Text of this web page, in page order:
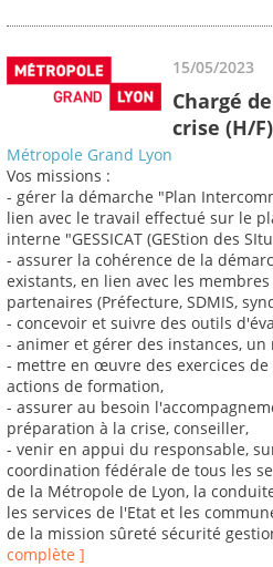
15/05/2023
Chargé
crise (H/F)
Métropole Grand Lyon
Vos missions :
- gérer la démarche "Plan
lien avec le travail effectué sur le
interne "GESSICAT (GEStion des
- assurer la cohérence de la
existants, en lien avec les
partenaires (Préfecture, SDMIS,
- concevoir et suivre des outils
- animer et gérer des instances, un
- mettre en œuvre des exercices
actions de formation,
- assurer au besoin
préparation à la crise, conseiller,
- venir en appui du responsable,
coordination fédérale de tous les
de la Métropole de Lyon, la
les services de l'Etat et les
de la mission sûreté sécurité
complète ]